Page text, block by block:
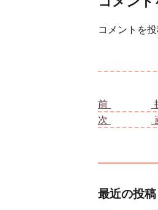
コメントを
前
次
最近の投稿